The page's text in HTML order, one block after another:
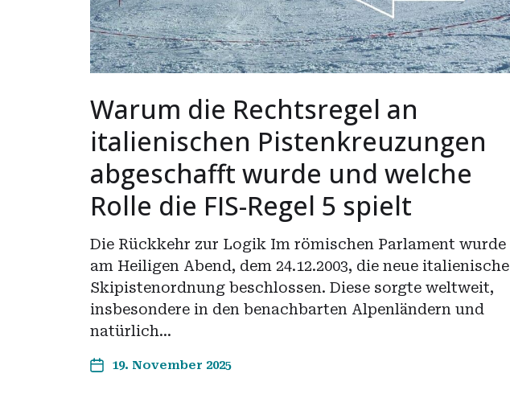
Warum die Rechtsregel an
italienischen Pistenkreuzungen
abgeschafft wurde und welche
Rolle die FIS-Regel 5 spielt
Die Rückkehr zur Logik Im römischen Parlament wurde
am Heiligen Abend, dem 24.12.2003, die neue italienische
Skipistenordnung beschlossen. Diese sorgte weltweit,
insbesondere in den benachbarten Alpenländern und
natürlich…
19. November 2025